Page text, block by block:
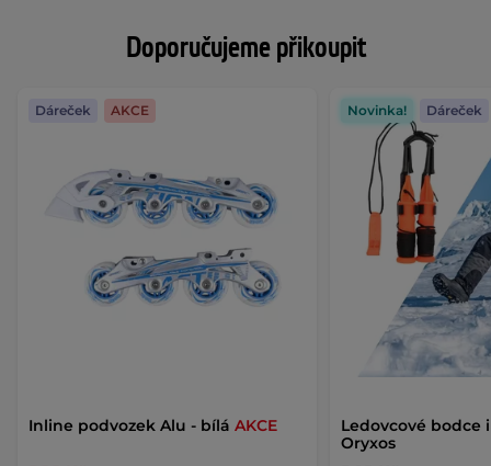
Doporučujeme přikoupit
Inline podvozek Alu - bílá AKCE
Dáreček AKCE
Ledovcové bodce
Oryxos
Novinka! Dáreček